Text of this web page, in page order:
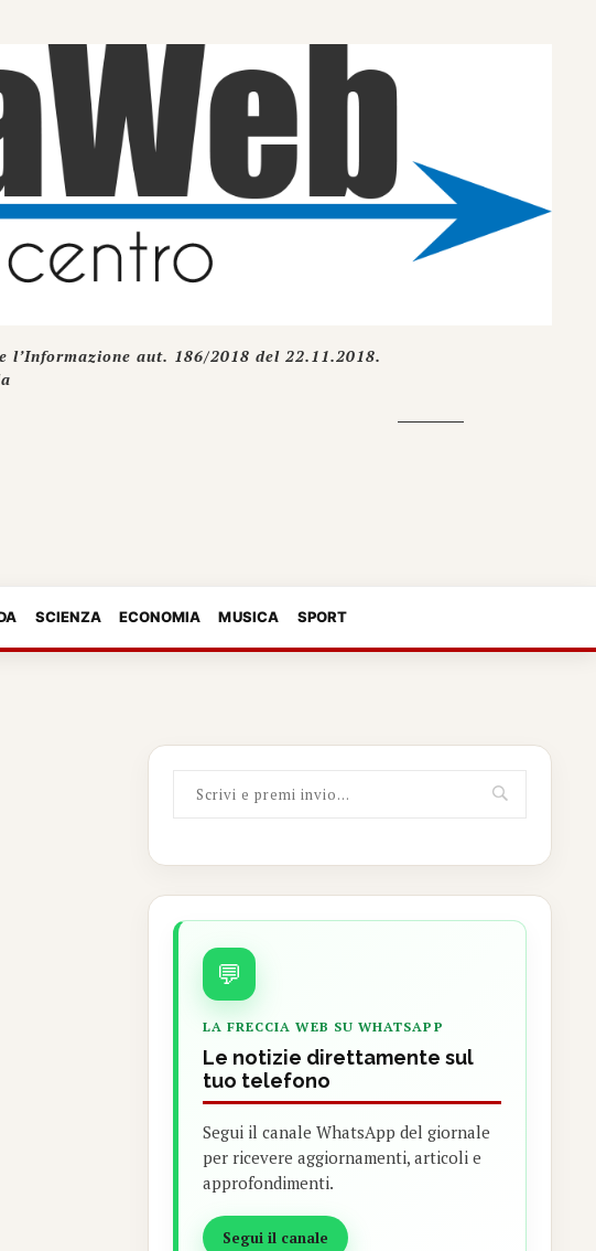
aut. 186/2018 del 22.11.2018.
SCIENZA ECONOMIA MUSICA SPORT
💬
LA FRECCIA WEB SU WHATSAPP
Le notizie direttamente sul
tuo telefono
Segui il canale WhatsApp del giornale
per ricevere aggiornamenti, articoli e
approfondimenti.
Segui il canale